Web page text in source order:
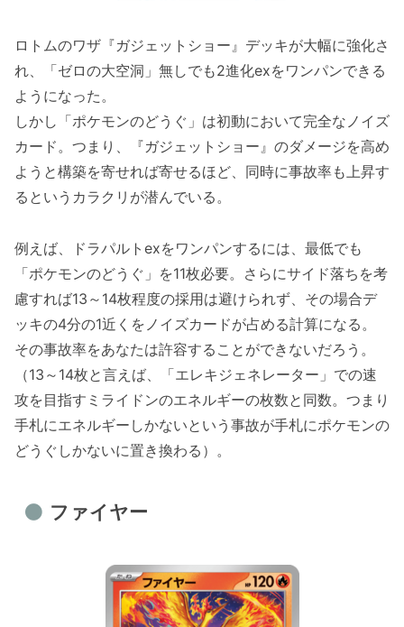
ロトムのワザ『ガジェットショー』デッキが大幅に強化さ
れ、「ゼロの大空洞」無しでも2進化exをワンパンできる
ようになった。
しかし「ポケモンのどうぐ」は初動において完全なノイズ
カード。つまり、『ガジェットショー』のダメージを高め
ようと構築を寄せれば寄せるほど、同時に事故率も上昇す
るというカラクリが潜んでいる。
例えば、ドラパルトexをワンパンするには、最低でも
「ポケモンのどうぐ」を11枚必要。さらにサイド落ちを考
慮すれば13～14枚程度の採用は避けられず、その場合デ
ッキの4分の1近くをノイズカードが占める計算になる。
その事故率をあなたは許容することができないだろう。
（13～14枚と言えば、「エレキジェネレーター」での速
攻を目指すミライドンのエネルギーの枚数と同数。つまり
手札にエネルギーしかないという事故が手札にポケモンの
どうぐしかないに置き換わる）。
ファイヤー